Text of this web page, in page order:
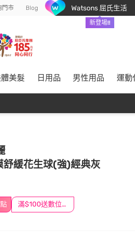
門市 Blog Watsons 屈氏生活
新登場!!
美髮 日用品 男性用品 運動
緩花生球(強)經典灰
滿$100送數位印花